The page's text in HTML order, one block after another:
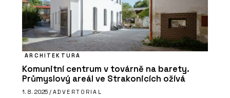
ARCHITEKTURA
Komunitní centrum v továrně na barety.
Průmyslový areál ve Strakonicích ožívá
1. 8. 2025 / ADVERTORIAL